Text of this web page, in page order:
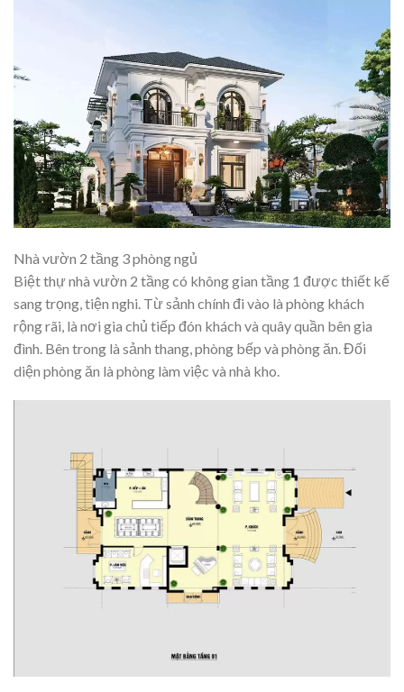
Nhà vườn 2 tầng 3 phòng ngủ
Biệt thự nhà vườn 2 tầngcó không gian tầng 1 được thiết kế
sang trọng, tiện nghi. Từ sảnh chính đi vào là phòng khách
rộng rãi, là nơi gia chủ tiếp đón khách và quây quần bên gia
đình. Bên trong là sảnh thang, phòng bếp và phòng ăn. Đối
diện phòng ăn là phòng làm việc và nhà kho.